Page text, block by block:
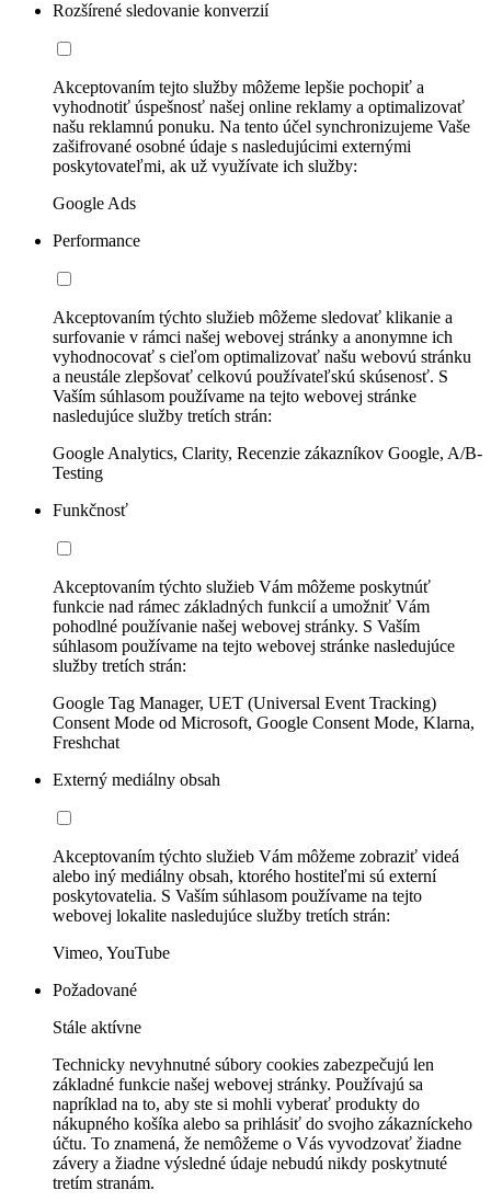
Rozšírené sledovanie konverzií
Akceptovaním tejto služby môžeme lepšie pochopiť a
vyhodnotiť úspešnosť našej online reklamy a optimalizovať
našu reklamnú ponuku. Na tento účel synchronizujeme Vaše
zašifrované osobné údaje s nasledujúcimi externými
poskytovateľmi, ak už využívate ich služby:
Google Ads
Performance
Akceptovaním týchto služieb môžeme sledovať klikanie a
surfovanie v rámci našej webovej stránky a anonymne ich
vyhodnocovať s cieľom optimalizovať našu webovú stránku
a neustále zlepšovať celkovú používateľskú skúsenosť. S
Vaším súhlasom používame na tejto webovej stránke
nasledujúce služby tretích strán:
Google Analytics, Clarity, Recenzie zákazníkov Google, A/B-
Testing
Funkčnosť
Akceptovaním týchto služieb Vám môžeme poskytnúť
funkcie nad rámec základných funkcií a umožniť Vám
pohodlné používanie našej webovej stránky. S Vaším
súhlasom používame na tejto webovej stránke nasledujúce
služby tretích strán:
Google Tag Manager, UET (Universal Event Tracking)
Consent Mode od Microsoft, Google Consent Mode, Klarna,
Freshchat
Externý mediálny obsah
Akceptovaním týchto služieb Vám môžeme zobraziť videá
alebo iný mediálny obsah, ktorého hostiteľmi sú externí
poskytovatelia. S Vaším súhlasom používame na tejto
webovej lokalite nasledujúce služby tretích strán:
Vimeo, YouTube
Požadované
Stále aktívne
Technicky nevyhnutné súbory cookies zabezpečujú len
základné funkcie našej webovej stránky. Používajú sa
napríklad na to, aby ste si mohli vyberať produkty do
nákupného košíka alebo sa prihlásiť do svojho zákazníckeho
účtu. To znamená, že nemôžeme o Vás vyvodzovať žiadne
závery a žiadne výsledné údaje nebudú nikdy poskytnuté
tretím stranám.